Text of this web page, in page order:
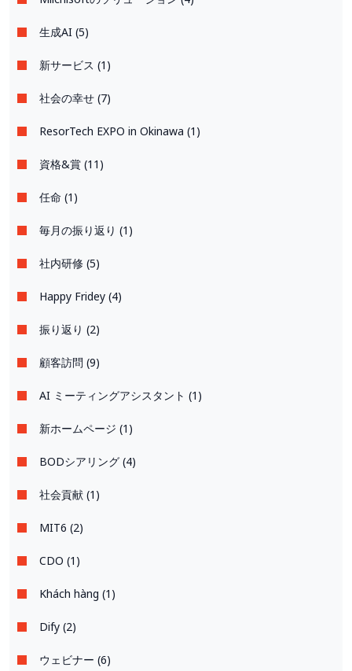
生成AI (5)
新サービス (1)
社会の幸せ (7)
ResorTech EXPO in Okinawa (1)
資格&賞 (11)
任命 (1)
毎月の振り返り (1)
社内研修 (5)
Happy Fridey (4)
振り返り (2)
顧客訪問 (9)
AI ミーティングアシスタント (1)
新ホームページ (1)
BODシアリング (4)
社会貢献 (1)
MIT6 (2)
CDO (1)
Khách hàng (1)
Dify (2)
ウェビナー (6)